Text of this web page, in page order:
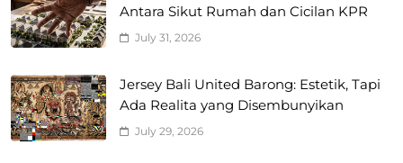
Antara Sikut Rumah dan Cicilan KPR
July 31, 2026
Jersey Bali United Barong: Estetik, Tapi
Ada Realita yang Disembunyikan
July 29, 2026